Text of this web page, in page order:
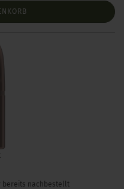
bereits nachbestellt